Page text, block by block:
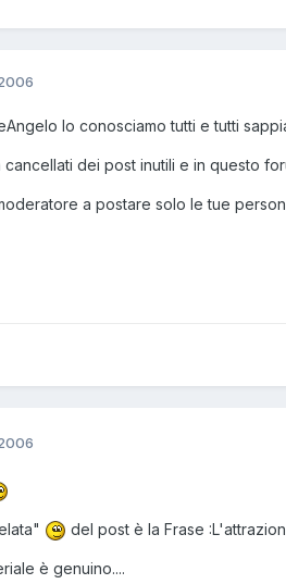
lo conosciamo tutti e tutti
cancellati dei post inutili e in questo
a postare solo le tue
del post è la Frase
è genuino....